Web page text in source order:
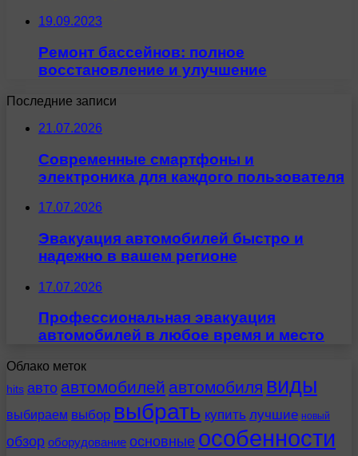
19.09.2023
Ремонт бассейнов: полное
восстановление и улучшение
Последние записи
21.07.2026
Современные смартфоны и
электроника для каждого пользователя
17.07.2026
Эвакуация автомобилей быстро и
надежно в вашем регионе
17.07.2026
Профессиональная эвакуация
автомобилей в любое время и место
Облако меток
hits авто автомобилей автомобиля виды
выбираем выбор выбрать купить лучшие новый
обзор оборудование основные особенности